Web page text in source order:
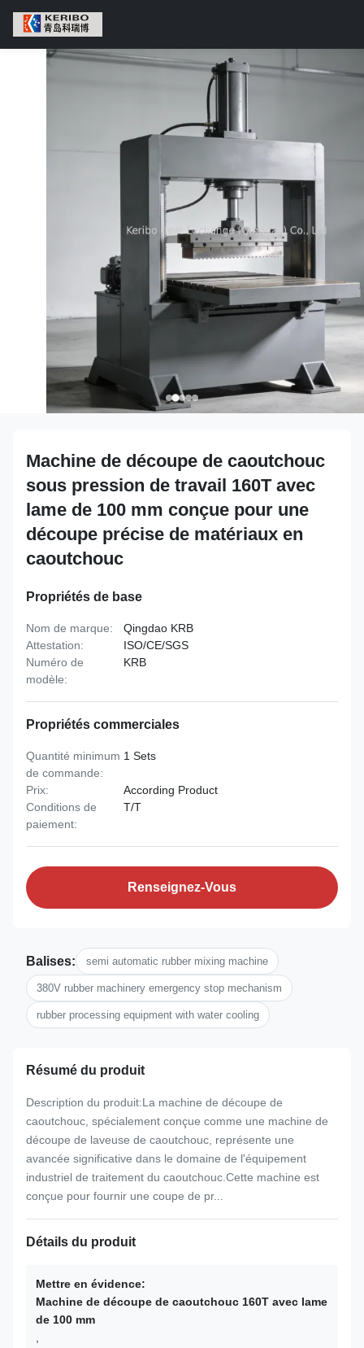
Machine de découpe de caoutchouc
sous pression de travail 160T avec
lame de 100 mm conçue pour une
découpe précise de matériaux en
caoutchouc
Propriétés de base
Nom de marque:
Qingdao KRB
Attestation:
ISO/CE/SGS
Numéro de
modèle:
KRB
Propriétés commerciales
Quantité minimum
de commande:
1 Sets
Prix:
According Product
Conditions de
paiement:
T/T
Renseignez-Vous
Balises: semi automatic rubber mixing machine
380V rubber machinery emergency stop mechanism
rubber processing equipment with water cooling
Résumé du produit
Description du produit:La machine de découpe de
caoutchouc, spécialement conçue comme une machine de
découpe de laveuse de caoutchouc, représente une
avancée significative dans le domaine de l'équipement
industriel de traitement du caoutchouc.Cette machine est
conçue pour fournir une coupe de pr...
Détails du produit
Mettre en évidence:
Machine de découpe de caoutchouc 160T avec lame
de 100 mm